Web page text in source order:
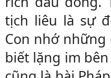
tịch liêu là sự
Con nhớ
biết lặng im